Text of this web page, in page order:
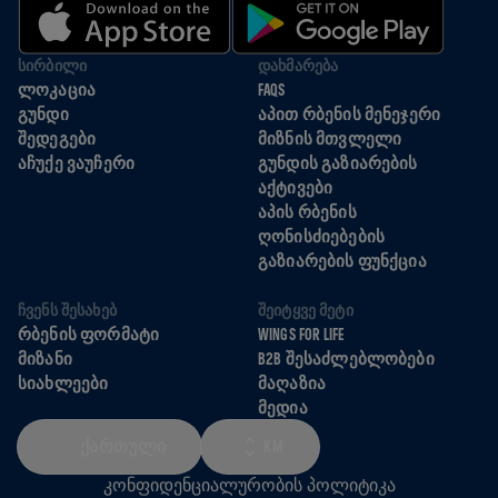
ᲡᲘᲠᲑᲘᲚᲘ
ᲚᲝᲙᲐᲪᲘᲐ
ᲒᲣᲜᲓᲘ
ᲨᲔᲓᲔᲒᲔᲑᲘ
ᲐᲩᲣᲥᲔ ᲕᲐᲣᲩᲔᲠᲘ
ᲓᲐᲮᲛᲐᲠᲔᲑᲐ
FAQS
ᲐᲞᲘᲗ ᲠᲑᲔᲜᲘᲡ ᲛᲔᲜᲔᲯᲔᲠᲘ
ᲛᲘᲖᲜᲘᲡ ᲛᲗᲕᲚᲔᲚᲘ
ᲒᲣᲜᲓᲘᲡ ᲒᲐᲖᲘᲐᲠᲔᲑᲘᲡ
ᲐᲥᲢᲘᲕᲔᲑᲘ
ᲐᲞᲘᲡ ᲠᲑᲔᲜᲘᲡ
ᲦᲝᲜᲘᲡᲫᲘᲔᲑᲔᲑᲘᲡ
ᲒᲐᲖᲘᲐᲠᲔᲑᲘᲡ ᲤᲣᲜᲥᲪᲘᲐ
ᲩᲕᲔᲜᲡ ᲨᲔᲡᲐᲮᲔᲑ
ᲠᲑᲔᲜᲘᲡ ᲤᲝᲠᲛᲐᲢᲘ
ᲛᲘᲖᲐᲜᲘ
ᲡᲘᲐᲮᲚᲔᲔᲑᲘ
ᲨᲔᲘᲢᲧᲕᲔ ᲛᲔᲢᲘ
WINGS FOR LIFE
B2B ᲨᲔᲡᲐᲫᲚᲔᲑᲚᲝᲑᲔᲑᲘ
ᲛᲐᲦᲐᲖᲘᲐ
ᲛᲔᲓᲘᲐ
კონფიდენციალურობის პოლიტიკა